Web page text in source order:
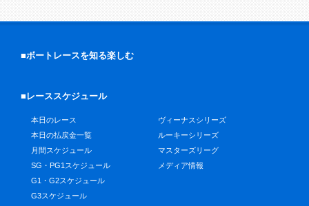
■ボートレースを知る楽しむ
■レーススケジュール
本日のレース
本日の払戻金一覧
月間スケジュール
SG・PG1スケジュール
G1・G2スケジュール
G3スケジュール
ヴィーナスシリーズ
ルーキーシリーズ
マスターズリーグ
メディア情報